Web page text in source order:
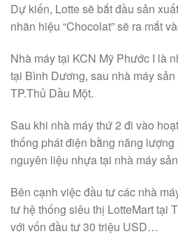
Dự kiến, Lotte sẽ bắt đầu sản
nhãn hiệu “Chocolat” sẽ ra mắt
Nhà máy tại KCN Mỹ Phước I là
tại Bình Dương, sau nhà máy
TP.Thủ Dầu Một.
Sau khi nhà máy thứ 2 đi vào
thống phát điện bằng năng
nguyên liệu nhựa tại nhà máy
Bên cạnh việc đầu tư các nhà
tư hệ thống siêu thị LotteMart tại
với vốn đầu tư 30 triệu USD…